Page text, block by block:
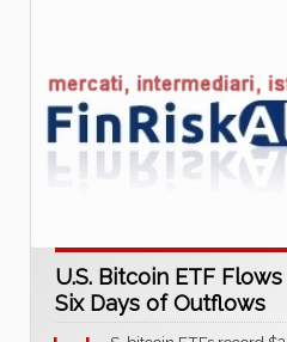
U.S. Bitcoin ETF
Six Days of Outflows